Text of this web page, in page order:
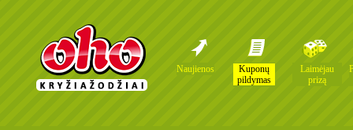
Naujienos
Kuponų
pildymas
Laimėjau
prizą